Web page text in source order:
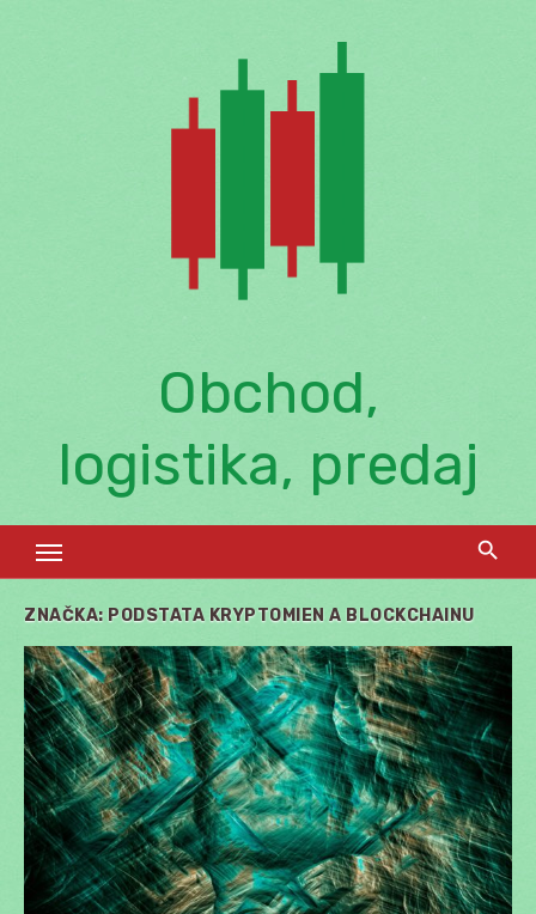
Obchod,
logistika, predaj
ZNAČKA: PODSTATA KRYPTOMIEN A BLOCKCHAINU